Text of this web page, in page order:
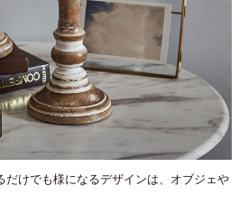
だけでも様になるデザインは、オブジェや